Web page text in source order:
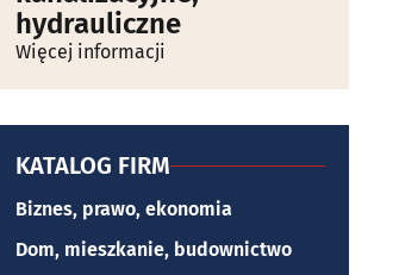
hydrauliczne
Więcej informacji
KATALOG FIRM
Biznes, prawo, ekonomia
Dom, mieszkanie, budownictwo